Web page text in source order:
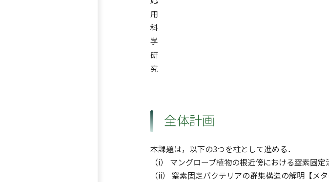
用
科
学
研
究
全体計画
本課題は，以下の3つを柱として進める．
（i） マングローブ植物の根近傍における窒素固
（ii） 窒素固定バクテリアの群集構造の解明【メタ